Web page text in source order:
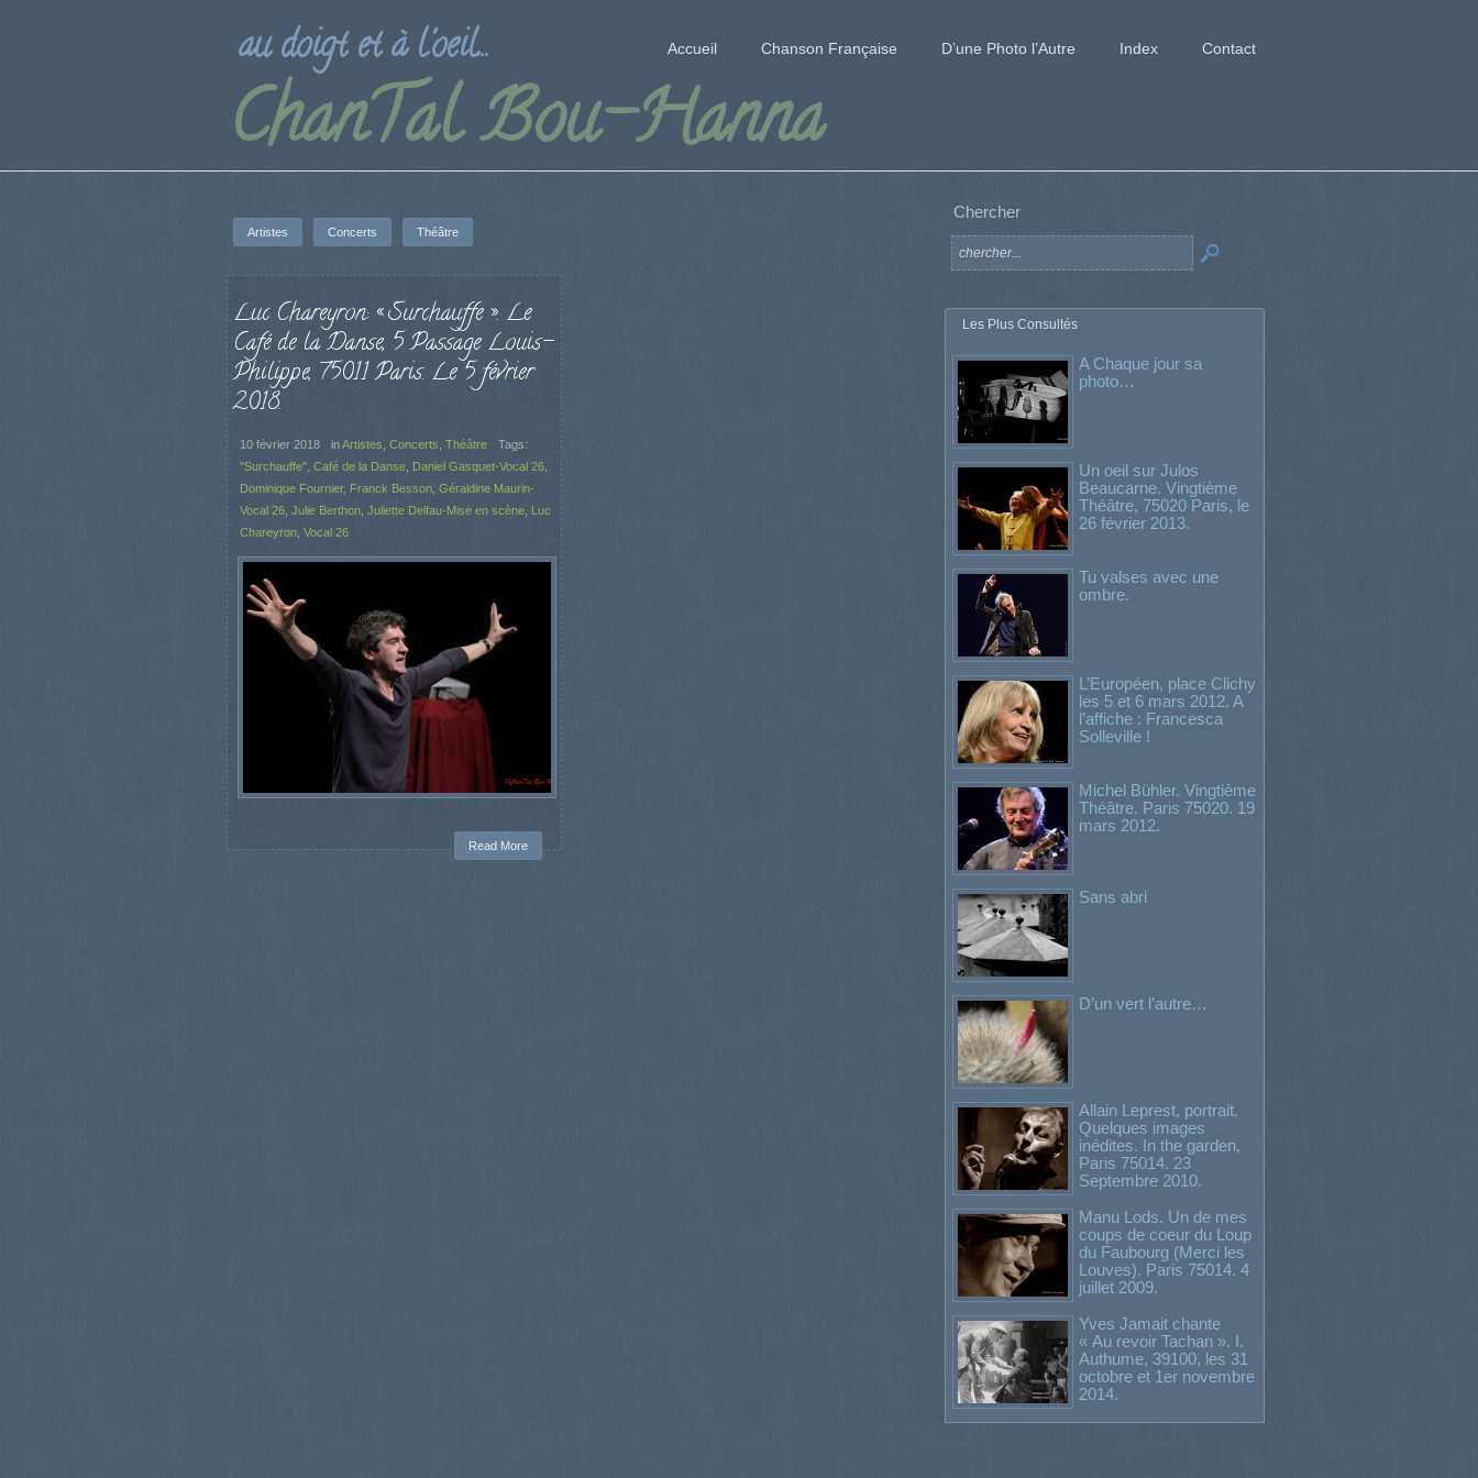
ChanTal Bou-Hanna
au doigt et à l'oeil... Accueil Chanson Française D’une Photo l’Autre Index Contact
Artistes Concerts Théâtre
Luc Chareyron: « Surchauffe ». Le
Café de la Danse, 5 Passage Louis-
Philippe, 75011 Paris. Le 5 février
2018.
10 février 2018 inArtistes Concerts Théâtre
Tags:
"Surchauffe" Café de la Danse Daniel Gasquet-Vocal 26
Dominique Fournier, Franck Besson Géraldine Maurin-
Vocal 26 Julie Berthon Juliette Delfau-Mise en scène Luc
Chareyron Vocal 26
Read More
Chercher
Les Plus Consultés
A Chaque jour sa
photo…
Un oeil sur Julos
Beaucarne. Vingtième
Théâtre, 75020 Paris, le
26 février 2013.
Tu valses avec une
ombre.
L’Européen, place Clichy
les 5 et 6 mars 2012. A
l’affiche : Francesca
Solleville !
Michel Bühler. Vingtième
Théâtre. Paris 75020. 19
mars 2012.
Sans abri
D’un vert l’autre…
Allain Leprest, portrait.
Quelques images
inédites. In the garden,
Paris 75014. 23
Septembre 2010.
Manu Lods. Un de mes
coups de coeur du Loup
du Faubourg (Merci les
Louves). Paris 75014. 4
juillet 2009.
Yves Jamait chante
« Au revoir Tachan ». I.
Authume, 39100, les 31
octobre et 1er novembre
2014.